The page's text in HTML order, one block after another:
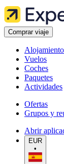
Comprar viaje
Vuelos
Coches
Paquetes
Actividades
Ofertas
Grupos y
Abrir
EUR
•